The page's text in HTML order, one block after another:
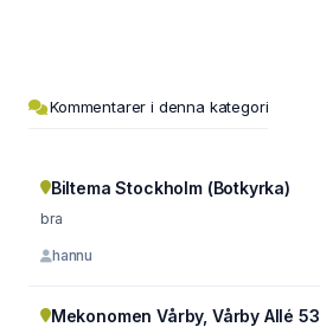
Kommentarer i denna kategori
Biltema Stockholm (Botkyrka)
bra
hannu
Mekonomen Vårby, Vårby Allé 53